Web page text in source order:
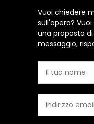
Vuoi chiedere
sull'opera?
una proposta
messaggio,